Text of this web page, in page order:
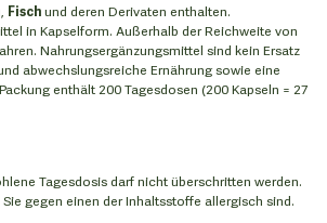
Fischund deren Derivaten enthalten.
in Kapselform. Außerhalb der Reichweite von
Nahrungsergänzungsmittel sind kein Ersatz
abwechslungsreiche Ernährung sowie eine
enthält 200 Tagesdosen (200 Kapseln = 27
Tagesdosis darf nicht überschritten werden.
gegen einen der Inhaltsstoffe allergisch sind.